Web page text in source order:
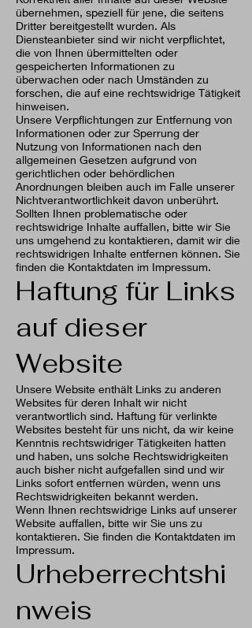
übernehmen, speziell für jene, die seitens
Dritter bereitgestellt wurden. Als
Diensteanbieter sind wir nicht verpflichtet,
die von Ihnen übermittelten oder
gespeicherten Informationen zu
überwachen oder nach Umständen zu
forschen, die auf eine rechtswidrige Tätigkeit
hinweisen.
Unsere Verpflichtungen zur Entfernung von
Informationen oder zur Sperrung der
Nutzung von Informationen nach den
allgemeinen Gesetzen aufgrund von
gerichtlichen oder behördlichen
Anordnungen bleiben auch im Falle unserer
Nichtverantwortlichkeit davon unberührt.
Sollten Ihnen problematische oder
rechtswidrige Inhalte auffallen, bitte wir Sie
uns umgehend zu kontaktieren, damit wir die
rechtswidrigen Inhalte entfernen können. Sie
finden die Kontaktdaten im Impressum.
Haftung für Links
auf dieser
Website
Unsere Website enthält Links zu anderen
Websites für deren Inhalt wir nicht
verantwortlich sind. Haftung für verlinkte
Websites besteht für uns nicht, da wir keine
Kenntnis rechtswidriger Tätigkeiten hatten
und haben, uns solche Rechtswidrigkeiten
auch bisher nicht aufgefallen sind und wir
Links sofort entfernen würden, wenn uns
Rechtswidrigkeiten bekannt werden.
Wenn Ihnen rechtswidrige Links auf unserer
Website auffallen, bitte wir Sie uns zu
kontaktieren. Sie finden die Kontaktdaten im
Impressum.
Urheberrechtshi
nweis